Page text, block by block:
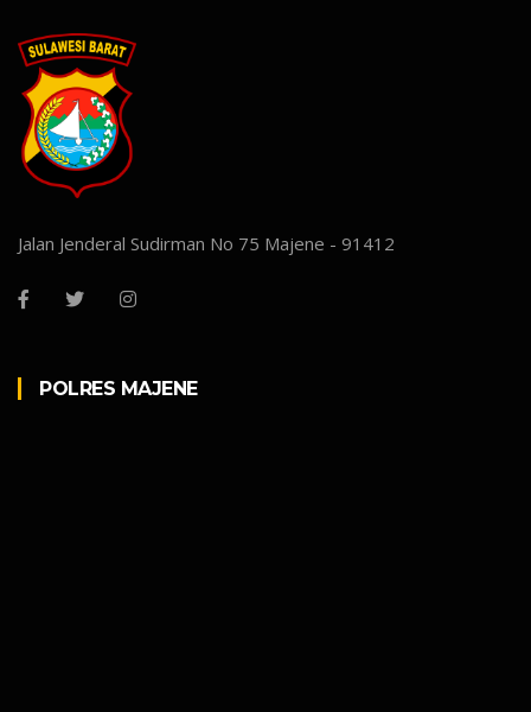
Jalan Jenderal Sudirman No 75 Majene - 91412
POLRES MAJENE